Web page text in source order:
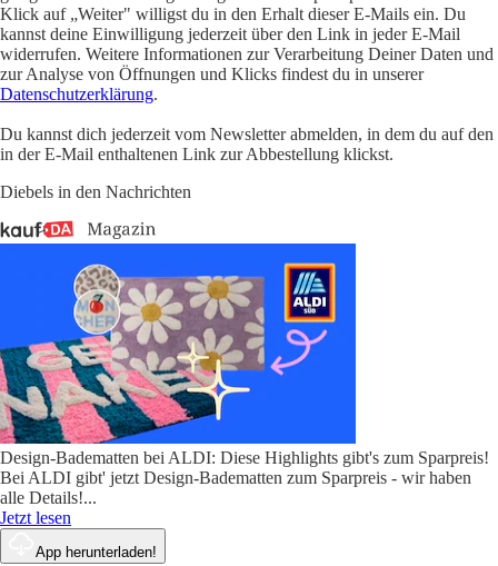
Klick auf „Weiter" willigst du in den Erhalt dieser E-Mails ein. Du
kannst deine Einwilligung jederzeit über den Link in jeder E-Mail
widerrufen. Weitere Informationen zur Verarbeitung Deiner Daten und
zur Analyse von Öffnungen und Klicks findest du in unserer
Datenschutzerklärung.
Du kannst dich jederzeit vom Newsletter abmelden, in dem du auf den
in der E-Mail enthaltenen Link zur Abbestellung klickst.
Diebels in den Nachrichten
Design-Badematten bei ALDI: Diese Highlights gibt's zum Sparpreis!
Bei ALDI gibt' jetzt Design-Badematten zum Sparpreis - wir haben
alle Details!...
Jetzt lesen
App herunterladen!